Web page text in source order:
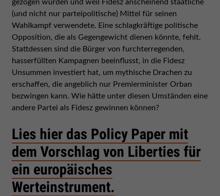
gezogen wurden und weil Fidesz anscheinend staatliche
(und nicht nur parteipolitische) Mittel für seinen
Wahlkampf verwendete. Eine schlagkräftige politische
Opposition, die als Gegengewicht dienen könnte, fehlt.
Stattdessen sind die Bürger von furchterregenden,
hasserfüllten Kampagnen beeinflusst, in die Fidesz
Unsummen investiert hat, um mythische Drachen zu
erschaffen, die angeblich nur Premierminister Orban
bezwingen kann. Wie hätte unter diesen Umständen eine
andere Partei als Fidesz gewinnen können?
Lies hier das Policy Paper mit
dem Vorschlag von Liberties für
ein europäisches
Werteinstrument.